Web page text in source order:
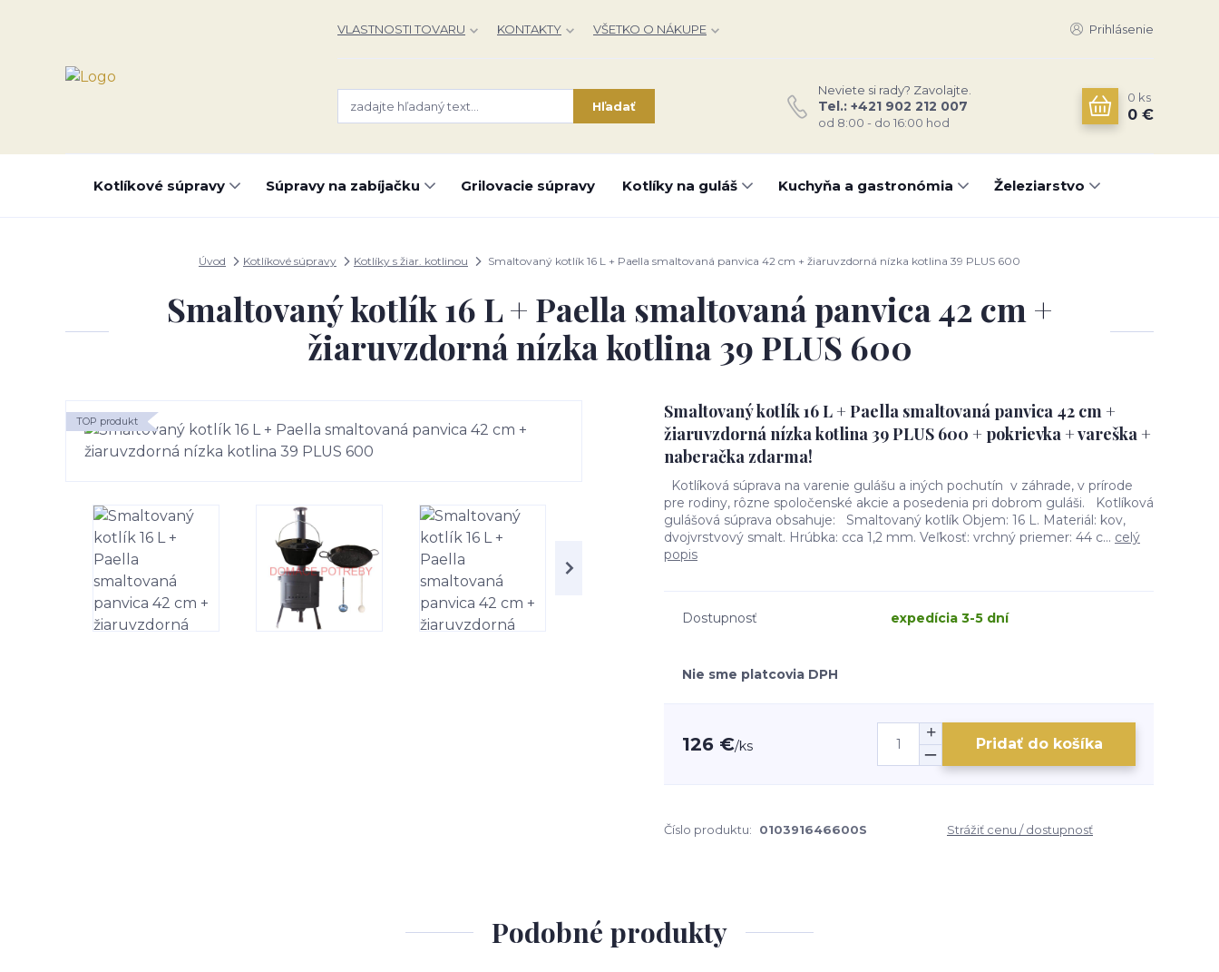
VLASTNOSTI TOVARU KONTAKTY VŠETKO O NÁKUPE Prihlásenie
Hľadať
Neviete si rady? Zavolajte.
Tel.: +421 902 212 007
od 8:00 - do 16:00 hod
0 ks
0 €
Kotlíkové súpravy Súpravy na zabíjačku Grilovacie súpravy Kotlíky na guláš Kuchyňa a gastronómia Železiarstvo
Úvod Kotlíkové súpravy Kotlíky s žiar. kotlinou Smaltovaný kotlík 16 L + Paella smaltovaná panvica 42 cm + žiaruvzdorná nízka kotlina 39 PLUS 600
Smaltovaný kotlík 16 L + Paella smaltovaná panvica 42 cm +
žiaruvzdorná nízka kotlina 39 PLUS 600
TOP produkt
Smaltovaný kotlík 16 L + Paella smaltovaná panvica 42 cm +
žiaruvzdorná nízka kotlina 39 PLUS 600 + pokrievka + vareška +
naberačka zdarma!
Kotlíková súprava na varenie gulášu a iných pochutín v záhrade, v prírode
pre rodiny, rôzne spoločenské akcie a posedenia pri dobrom guláši. Kotlíková
gulášová súprava obsahuje: Smaltovaný kotlík Objem: 16 L. Materiál: kov,
dvojvrstvový smalt. Hrúbka: cca 1,2 mm. Veľkosť: vrchný priemer: 44 c... celý
popis
Dostupnosť expedícia 3-5 dní
Nie sme platcovia DPH
126 €/ks Pridať do košíka
Číslo produktu: 010391646600S Strážiť cenu / dostupnosť
Podobné produkty